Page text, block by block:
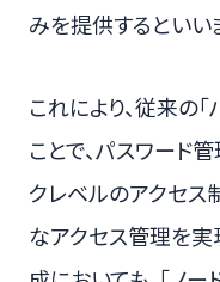
みを提供するといい
これにより、従来の
ことで、パスワード
クレベルのアクセス
なアクセス管理を実